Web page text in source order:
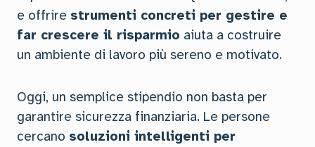
e offrire strumenti concreti per gestire e
far crescere il risparmio aiuta a costruire
un ambiente di lavoro più sereno e motivato.
Oggi, un semplice stipendio non basta per
garantire sicurezza finanziaria. Le persone
cercano soluzioni intelligenti per